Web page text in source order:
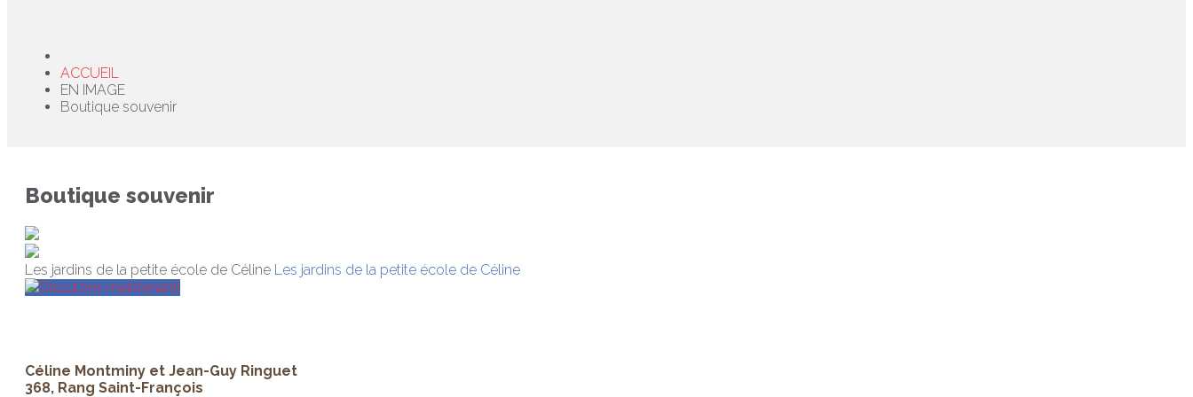
ACCUEIL
EN IMAGE
Boutique souvenir
Boutique souvenir
Les jardins de la petite école de Céline Les jardins de la petite école de Céline
Discutons maintenant!
Céline Montminy et Jean-Guy Ringuet
368, Rang Saint-François